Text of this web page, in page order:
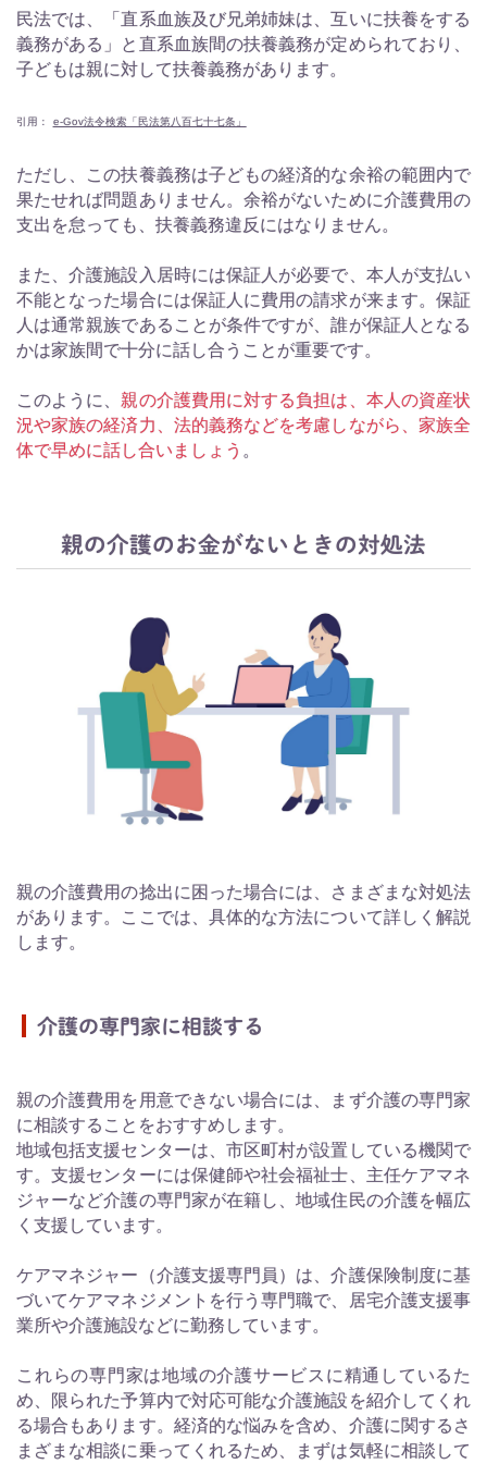
民法では、「直系血族及び兄弟姉妹は、互いに扶養をする
義務がある」と直系血族間の扶養義務が定められており、
子どもは親に対して扶養義務があります。
引用： e-Gov法令検索「民法第八百七十七条」
ただし、この扶養義務は子どもの経済的な余裕の範囲内で
果たせれば問題ありません。余裕がないために介護費用の
支出を怠っても、扶養義務違反にはなりません。
また、介護施設入居時には保証人が必要で、本人が支払い
不能となった場合には保証人に費用の請求が来ます。保証
人は通常親族であることが条件ですが、誰が保証人となる
かは家族間で十分に話し合うことが重要です。
このように、 親の介護費用に対する負担は、本人の資産状
況や家族の経済力、法的義務などを考慮しながら、家族全
体で早めに話し合いましょう 。
親の介護のお金がないときの対処法
親の介護費用の捻出に困った場合には、さまざまな対処法
があります。ここでは、具体的な方法について詳しく解説
します。
介護の専門家に相談する
親の介護費用を用意できない場合には、まず介護の専門家
に相談することをおすすめします。
地域包括支援センターは、市区町村が設置している機関で
す。支援センターには保健師や社会福祉士、主任ケアマネ
ジャーなど介護の専門家が在籍し、地域住民の介護を幅広
く支援しています。
ケアマネジャー（介護支援専門員）は、介護保険制度に基
づいてケアマネジメントを行う専門職で、居宅介護支援事
業所や介護施設などに勤務しています。
これらの専門家は地域の介護サービスに精通しているた
め、限られた予算内で対応可能な介護施設を紹介してくれ
る場合もあります。経済的な悩みを含め、介護に関するさ
まざまな相談に乗ってくれるため、まずは気軽に相談して